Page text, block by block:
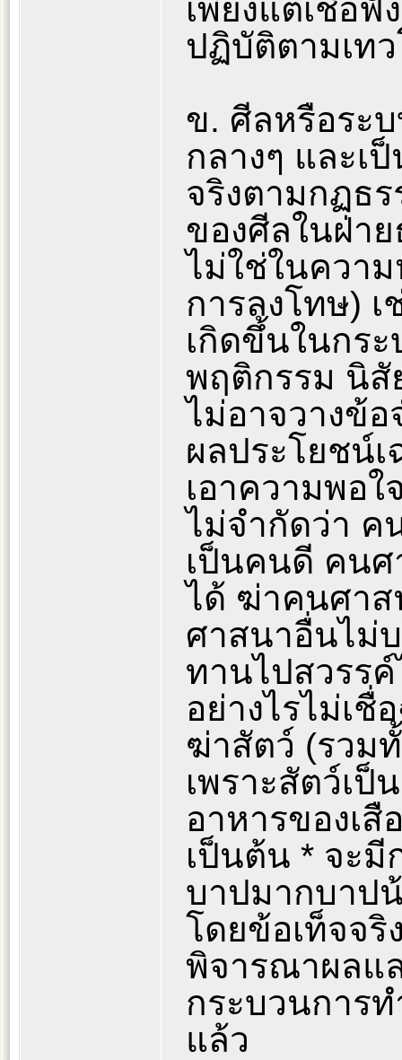
เพียงแต่เชื่อฟั
ปฏิบัติตามเท
ข. ศีลหรือระ
กลางๆ และเ
จริงตามกฏธ
ของศีลในฝ่า
ไม่ใช่ในควา
การลงโทษ)
เกิดขึ้นในกร
พฤติกรรม นิสั
ไม่อาจวางข้อ
ผลประโยชน์
เอาความพอใ
ไม่จำกัดว่า ค
เป็นคนดี คน
ได้ ฆ่าคนศา
ศาสนาอื่นไม่
ทานไปสวรร
อย่างไรไม่เชื่
ฆ่าสัตว์ (รวม
เพราะสัตว์เ
อาหารของเ
เป็นต้น * จะมี
บาปมากบาป
โดยข้อเท็จจ
พิจารณาผลแ
กระบวนการ
แล้ว